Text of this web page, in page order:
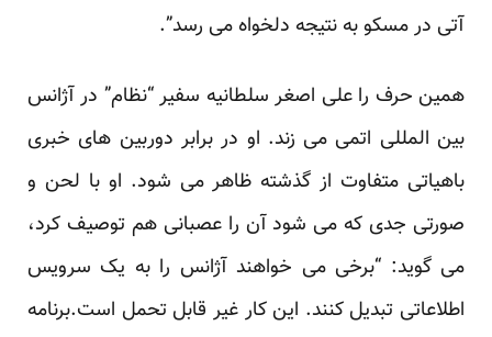
آتی در مسکو به نتیجه دلخواه می رسد”.
همین حرف را علی اصغر سلطانیه سفیر “نظام” در آژانس
بین المللی اتمی می زند. او در برابر دوربین های خبری
باهیاتی متفاوت از گذشته ظاهر می شود. او با لحن و
صورتی جدی که می شود آن را عصبانی هم توصیف کرد،
می گوید: “برخی می خواهند آژانس را به یک سرویس
اطلاعاتی تبدیل کنند. این کار غیر قابل تحمل است.برنامه